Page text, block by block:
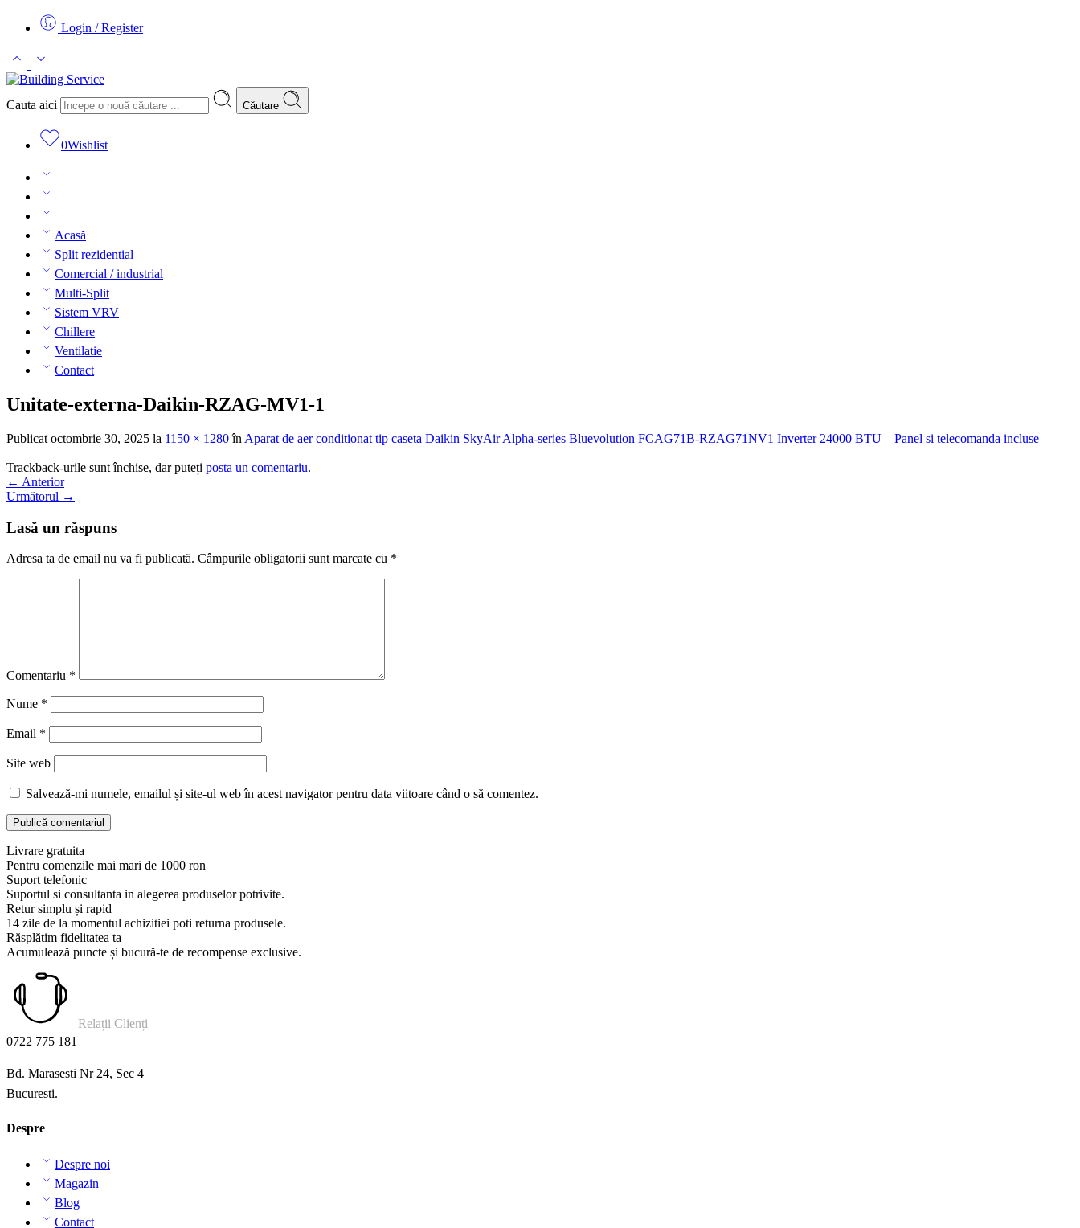
Login / Register
Cauta aici Căutare
0Wishlist
Acasă
Split rezidential
Comercial / industrial
Multi-Split
Sistem VRV
Chillere
Ventilatie
Contact
Unitate-externa-Daikin-RZAG-MV1-1
Publicat octombrie 30, 2025 la 1150 × 1280în Aparat de aer conditionat tip caseta Daikin SkyAir Alpha-series Bluevolution FCAG71B-RZAG71NV1 Inverter 24000 BTU – Panel si telecomanda incluse
Trackback-urile sunt închise, dar puteți posta un comentariu.
← Anterior
Următorul →
Lasă un răspuns
Adresa ta de email nu va fi publicată. Câmpurile obligatorii sunt marcate cu *
Comentariu *
Nume *
Email *
Site web
Salvează-mi numele, emailul și site-ul web în acest navigator pentru data viitoare când o să comentez.
Livrare gratuita
Pentru comenzile mai mari de 1000 ron
Suport telefonic
Suportul si consultanta in alegerea produselor potrivite.
Retur simplu și rapid
14 zile de la momentul achizitiei poti returna produsele.
Răsplătim fidelitatea ta
Acumulează puncte și bucură-te de recompense exclusive.
Relații Clienți
0722 775 181
Bd. Marasesti Nr 24, Sec 4
Bucuresti.
Despre
Despre noi
Magazin
Blog
Contact